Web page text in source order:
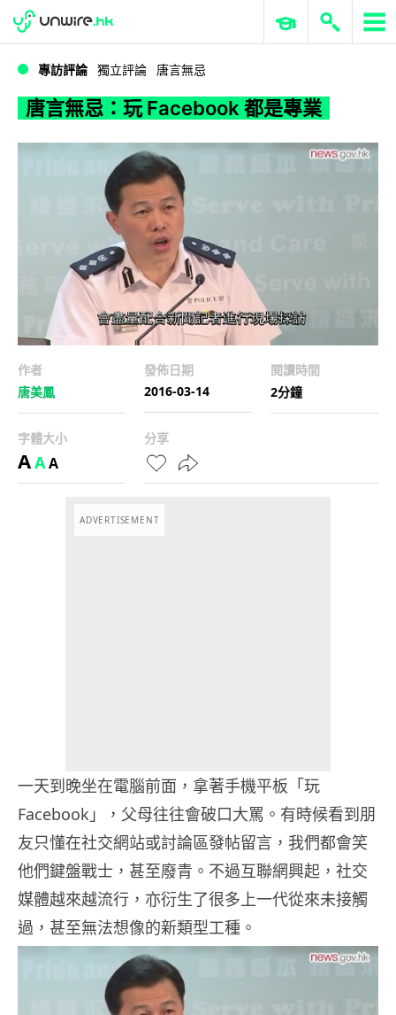
唐言無忌：玩 Facebook 都是專業
WWDC 2026 ERP 與商業 AI
專訪評論 獨立評論 唐言無忌
唐言無忌：玩 Facebook 都是專業
作者
唐美鳳
發佈日期
2016-03-14
閱讀時間
2分鐘
字體大小
AAA
分享
ADVERTISEMENT
一天到晚坐在電腦前面，拿著手機平板「玩
Facebook」，父母往往會破口大罵。有時候看到朋
友只懂在社交網站或討論區發帖留言，我們都會笑
他們鍵盤戰士，甚至廢青。不過互聯網興起，社交
媒體越來越流行，亦衍生了很多上一代從來未接觸
過，甚至無法想像的新類型工種。